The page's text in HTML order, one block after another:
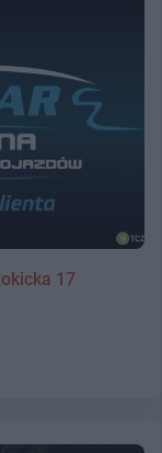
17